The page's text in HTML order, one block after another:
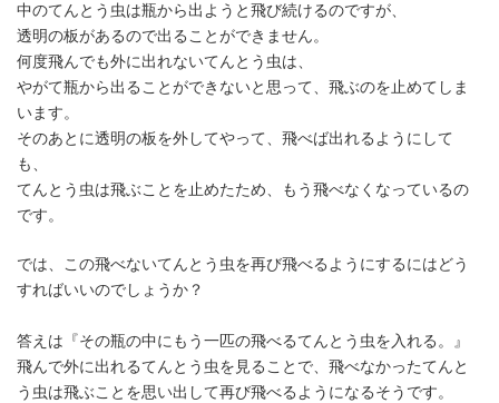
中のてんとう虫は瓶から出ようと飛び続けるのですが、
透明の板があるので出ることができません。
何度飛んでも外に出れないてんとう虫は、
やがて瓶から出ることができないと思って、飛ぶのを止めてしま
います。
そのあとに透明の板を外してやって、飛べば出れるようにして
も、
てんとう虫は飛ぶことを止めたため、もう飛べなくなっているの
です。
では、この飛べないてんとう虫を再び飛べるようにするにはどう
すればいいのでしょうか？
答えは『その瓶の中にもう一匹の飛べるてんとう虫を入れる。』
飛んで外に出れるてんとう虫を見ることで、飛べなかったてんと
う虫は飛ぶことを思い出して再び飛べるようになるそうです。